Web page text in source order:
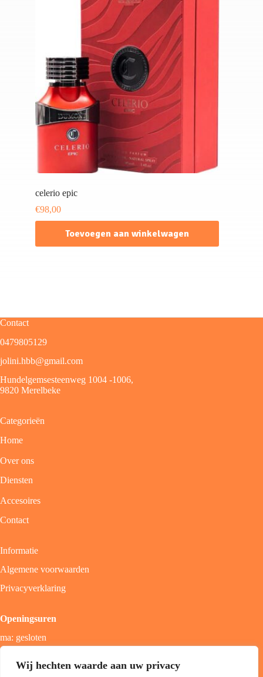
Wij hechten waarde aan uw privacy
celerio epic
€98,00
Toevoegen aan winkelwagen
Contact
0479805129
jolini.hbb@gmail.com
Hundelgemsesteenweg 1004 -1006,
9820 Merelbeke
Categorieën
Home
Over ons
Diensten
Accesoires
Contact
Informatie
Algemene voorwaarden
Privacyverklaring
Openingsuren
ma: gesloten